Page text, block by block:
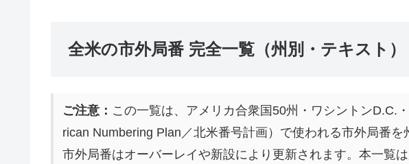
全米の市外局番 完全一覧（州別・テキスト）
ご注意： この一覧は、アメリカ合衆国50州・ワシントンD.C.
rican Numbering Plan／北米番号計画）で使われる市外局番を
市外局番はオーバーレイや新設により更新されます。本一覧